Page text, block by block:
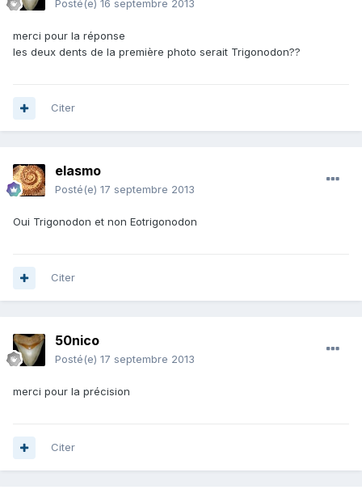
Posté(e) 16 septembre 2013
merci pour la réponse
les deux dents de la première photo serait Trigonodon??
Citer
elasmo
Posté(e) 17 septembre 2013
Oui Trigonodon et non Eotrigonodon
Citer
50nico
Posté(e) 17 septembre 2013
merci pour la précision
Citer